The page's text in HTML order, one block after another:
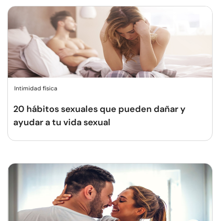
Intimidad física
20 hábitos sexuales que pueden dañar y
ayudar a tu vida sexual